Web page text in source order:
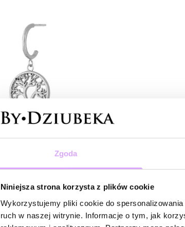
Zgoda
Niniejsza strona korzysta z plików cookie
Wykorzystujemy pliki cookie do
ruch w naszej witrynie. Informacje o tym, jak